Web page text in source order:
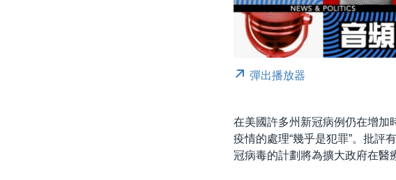
彈出播放器
在美國許多州新冠病例仍在增加
疫情的處理“幾乎是犯罪”。批評
冠病毒的計劃將為擴大政府在醫